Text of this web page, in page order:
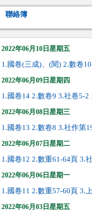
聯絡簿
2022年06月10日星期五
1.國卷(三成)、(閱) 2.數卷
2022年06月09日星期四
1.國卷14 2.數卷9 3.社卷5-2
2022年06月08日星期三
1.國卷13 2.數卷8 3.社作第
2022年06月07日星期二
1.國卷12 2.數重61-64頁 3.
2022年06月06日星期一
1.國卷11 2.數重57-60頁 3.
2022年06月03日星期五